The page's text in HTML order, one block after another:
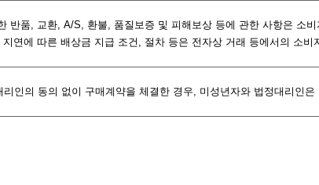
반품, 교환, A/S, 환불, 품질보증 및 피해보상 등에 관한 사항은 소
연에 따른 배상금 지급 조건, 절차 등은 전자상 거래 등에서의 소비
인의 동의 없이 구매계약을 체결한 경우, 미성년자와 법정대리인은